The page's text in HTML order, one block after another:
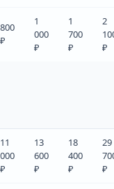
800
₽
1
000
₽
1
700
₽
2
₽
11
000
₽
13
600
₽
18
400
₽
29
₽